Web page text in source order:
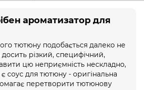
ароматизатор для
тютюну подобається далеко не
досить різкий, специфічний,
цю неприємність нескладно,
соус для тютюну - оригінальна
перетворити тютюнову